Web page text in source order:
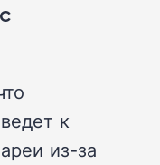
к
из-за